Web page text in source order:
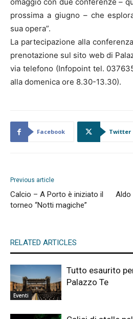
prossima a giugno – che
sua opera”.
La partecipazione alla
prenotazione sul sito web di
via telefono (Infopoint tel.
alla domenica ore 8.30-13.30).
Facebook Twitter
Previous article
Calcio – A Porto è iniziato il
torneo “Notti magiche”
Aldo
RELATED ARTICLES
Eventi
Tutto esaurito
Palazzo Te